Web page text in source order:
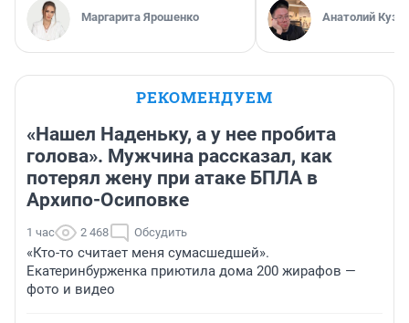
Маргарита Ярошенко Анатолий
РЕКОМЕНДУЕМ
«Нашел Наденьку, а у нее пробита
голова». Мужчина рассказал, как
потерял жену при атаке БПЛА в
Архипо-Осиповке
1 час 2 468 Обсудить
«Кто-то считает меня сумасшедшей».
Екатеринбурженка приютила дома 200 жирафов —
фото и видео